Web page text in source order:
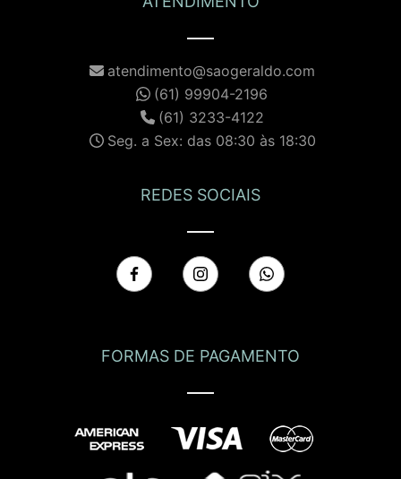
atendimento@saogeraldo.com
(61) 99904-2196
(61) 3233-4122
Seg. a Sex: das 08:30 às 18:30
REDES SOCIAIS
FORMAS DE PAGAMENTO